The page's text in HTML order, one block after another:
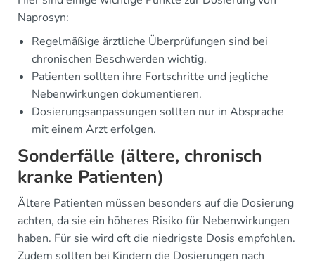
Naprosyn:
Regelmäßige ärztliche Überprüfungen sind bei
chronischen Beschwerden wichtig.
Patienten sollten ihre Fortschritte und jegliche
Nebenwirkungen dokumentieren.
Dosierungsanpassungen sollten nur in Absprache
mit einem Arzt erfolgen.
Sonderfälle (ältere, chronisch
kranke Patienten)
Ältere Patienten müssen besonders auf die Dosierung
achten, da sie ein höheres Risiko für Nebenwirkungen
haben. Für sie wird oft die niedrigste Dosis empfohlen.
Zudem sollten bei Kindern die Dosierungen nach